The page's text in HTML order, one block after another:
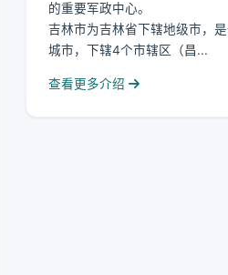
的重要军政中心。
吉林市为吉林省下辖地级市，
城市，下辖4个市辖区（昌...
查看更多介绍